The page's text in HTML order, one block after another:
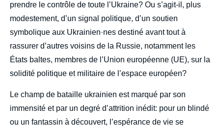
prendre le contrôle de toute l’Ukraine? Ou s’agit-il, plus
modestement, d’un signal politique, d’un soutien
symbolique aux Ukrainien·nes destiné avant tout à
rassurer d’autres voisins de la Russie, notamment les
États baltes, membres de l’Union européenne (UE), sur la
solidité politique et militaire de l’espace européen?
Le champ de bataille ukrainien est marqué par son
immensité et par un degré d’attrition inédit: pour un blindé
ou un fantassin à découvert, l’espérance de vie se